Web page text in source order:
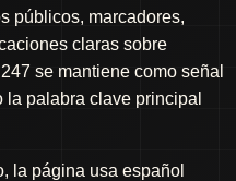
públicos, marcadores,
claras sobre
se mantiene como señal
palabra clave principal
la página usa español